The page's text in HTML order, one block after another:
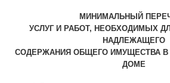
МИНИМАЛЬНЫЙ
УСЛУГ И РАБОТ, НЕОБХОДИМЫХ
НАДЛЕЖАЩЕГО
СОДЕРЖАНИЯ ОБЩЕГО ИМУЩЕСТВА В
ДОМЕ